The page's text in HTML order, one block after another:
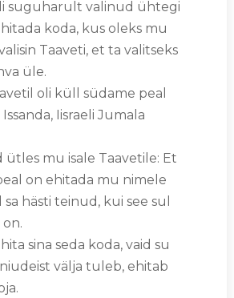
suguharult valinud ühtegi
koda, kus oleks mu
Taaveti, et ta valitseks
üle.
oli küll südame peal
Iisraeli Jumala
ütles mu isale Taavetile: Et
on ehitada mu nimele
sa hästi teinud, kui see sul
sina seda koda, vaid su
välja tuleb, ehitab